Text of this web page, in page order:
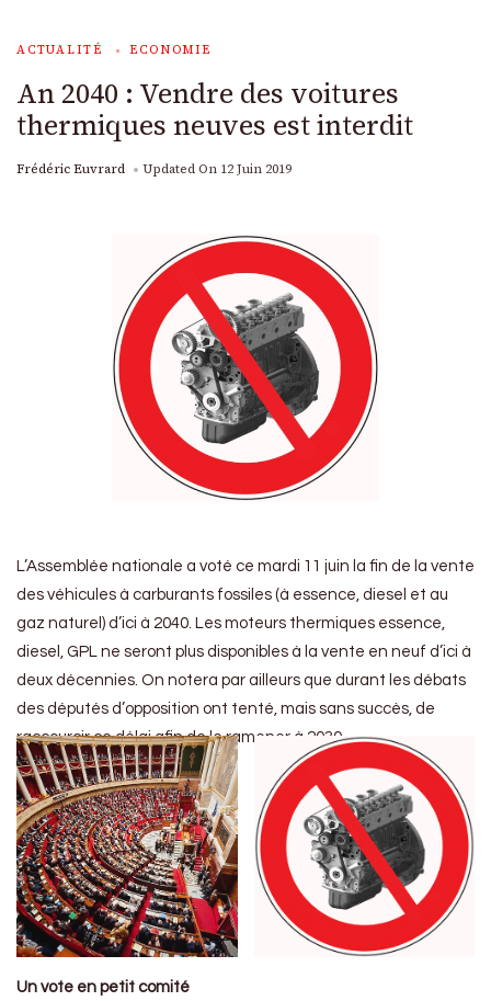
ACTUALITÉ ECONOMIE
An 2040 : Vendre des voitures
thermiques neuves est interdit
Frédéric Euvrard Updated On 12 Juin 2019
L’Assemblée nationale a voté ce mardi 11 juin la fin de la vente
des véhicules à carburants fossiles (à essence, diesel et au
gaz naturel) d’ici à 2040. Les moteurs thermiques essence,
diesel, GPL ne seront plus disponibles à la vente en neuf d’ici à
deux décennies. On notera par ailleurs que durant les débats
des députés d’opposition ont tenté, mais sans succès, de
raccourcir ce délai afin de le ramener à 2030.
Un vote en petit comité